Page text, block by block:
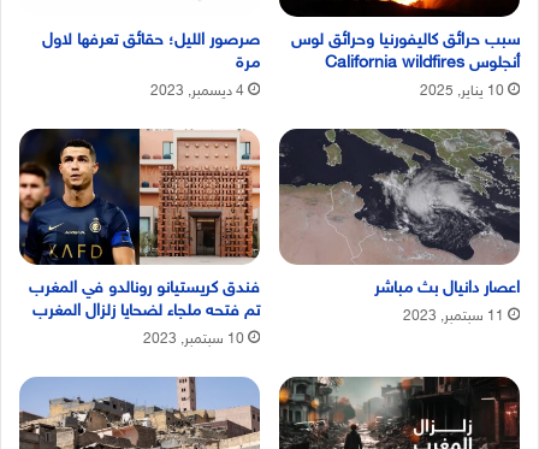
سبب حرائق كاليفورنيا وحرائق لوس
أنجلوس California wildfires
10 يناير, 2025
صرصور الليل؛ حقائق تعرفها لاول
مرة
4 ديسمبر, 2023
اعصار دانيال بث مباشر
11 سبتمبر, 2023
فندق كريستيانو رونالدو في المغرب
تم فتحه ملجاء لضحايا زلزال المغرب
10 سبتمبر, 2023